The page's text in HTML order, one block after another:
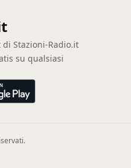
Stazioni-Radio.it
su qualsiasi